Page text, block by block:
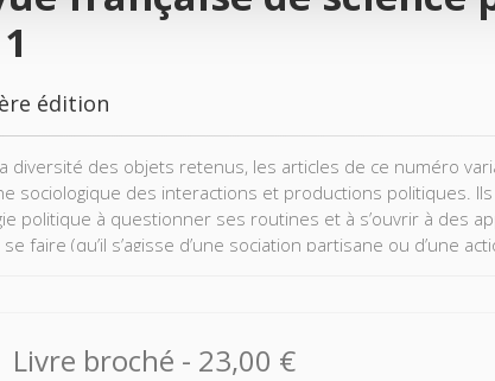
édition
diversité des objets retenus, les articles de ce numéro
sociologique des interactions et productions politiques.
politique à questionner ses routines et à s’ouvrir à des
faire (qu’il s’agisse d’une sociation partisane ou d’une
Livre broché - 23,00 €